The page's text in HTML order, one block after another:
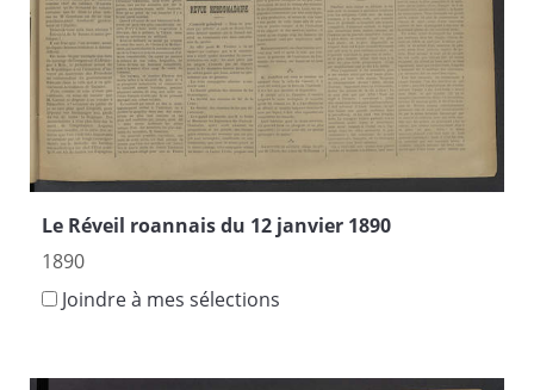
Le Réveil roannais du 12 janvier 1890
1890
Joindre à mes sélections